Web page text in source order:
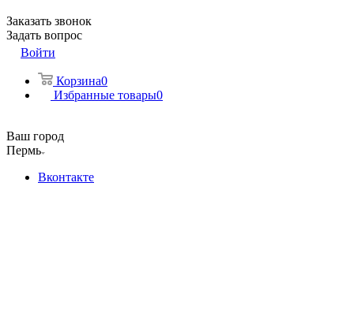
Заказать звонок
Задать вопрос
Войти
Корзина0
Избранные товары0
Ваш город
Пермь
Вконтакте